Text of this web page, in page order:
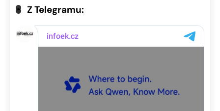
Z Telegramu: